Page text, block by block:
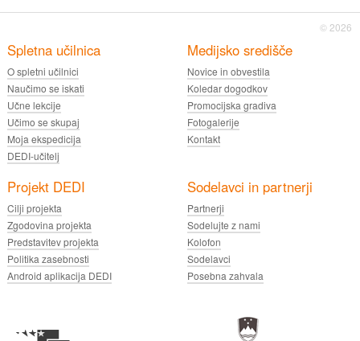
© 2026
Spletna učilnica
O spletni učilnici
Naučimo se iskati
Učne lekcije
Učimo se skupaj
Moja ekspedicija
DEDI-učitelj
Medijsko središče
Novice in obvestila
Koledar dogodkov
Promocijska gradiva
Fotogalerije
Kontakt
Projekt DEDI
Cilji projekta
Zgodovina projekta
Predstavitev projekta
Politika zasebnosti
Android aplikacija DEDI
Sodelavci in partnerji
Partnerji
Sodelujte z nami
Kolofon
Sodelavci
Posebna zahvala